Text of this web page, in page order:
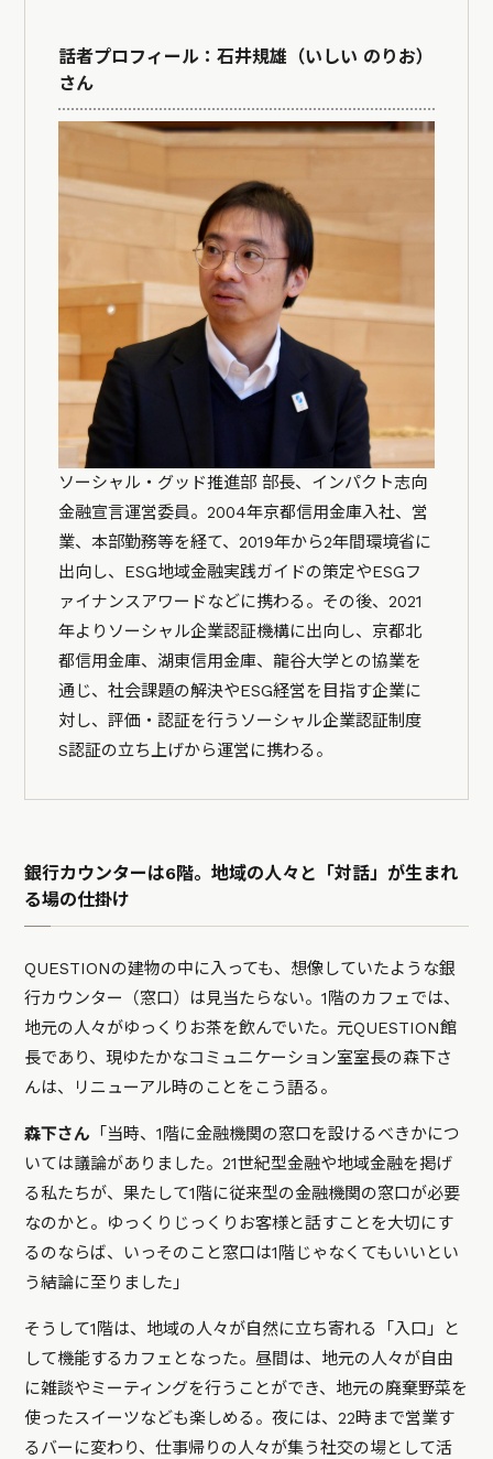
話者プロフィール：石井規雄（いしい のりお）
さん
ソーシャル・グッド推進部 部長、インパクト志向
金融宣言運営委員。2004年京都信用金庫入社、営
業、本部勤務等を経て、2019年から2年間環境省に
出向し、ESG地域金融実践ガイドの策定やESGフ
ァイナンスアワードなどに携わる。その後、2021
年よりソーシャル企業認証機構に出向し、京都北
都信用金庫、湖東信用金庫、龍谷大学との協業を
通じ、社会課題の解決やESG経営を目指す企業に
対し、評価・認証を行うソーシャル企業認証制度
S認証の立ち上げから運営に携わる。
銀行カウンターは6階。地域の人々と「対話」が生まれ
る場の仕掛け
QUESTIONの建物の中に入っても、想像していたような銀
行カウンター（窓口）は見当たらない。1階のカフェでは、
地元の人々がゆっくりお茶を飲んでいた。元QUESTION館
長であり、現ゆたかなコミュニケーション室室長の森下さ
んは、リニューアル時のことをこう語る。
森下さん 「当時、1階に金融機関の窓口を設けるべきかにつ
いては議論がありました。21世紀型金融や地域金融を掲げ
る私たちが、果たして1階に従来型の金融機関の窓口が必要
なのかと。ゆっくりじっくりお客様と話すことを大切にす
るのならば、いっそのこと窓口は1階じゃなくてもいいとい
う結論に至りました」
そうして1階は、地域の人々が自然に立ち寄れる「入口」と
して機能するカフェとなった。昼間は、地元の人々が自由
に雑談やミーティングを行うことができ、地元の廃棄野菜を
使ったスイーツなども楽しめる。夜には、22時まで営業す
るバーに変わり、仕事帰りの人々が集う社交の場として活